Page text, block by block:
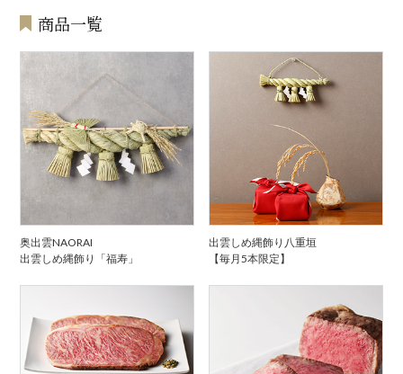
商品一覧
奥出雲NAORAI
出雲しめ縄飾り「福寿」
出雲しめ縄飾り八重垣
【毎月5本限定】